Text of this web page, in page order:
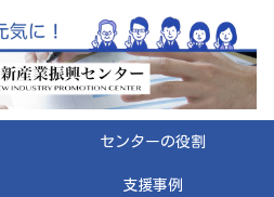
センターの役割
支援事例